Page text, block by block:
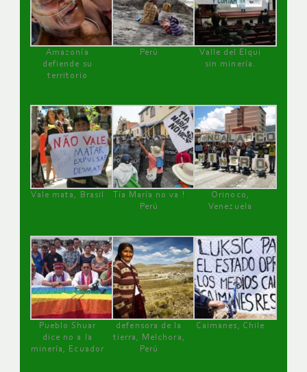
Amazonía
defiende su
territorio
Perú
Valle del Elqui
sin minería.
Vale mata, Brasil
Tía María no va !
Perú
Orinoco,
Venezuela
Pueblo Shuar
dice no a la
minería, Ecuador
defensora de la
tierra, Melchora,
Perú
Caimanes, Chile